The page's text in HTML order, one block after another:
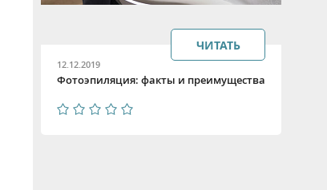
12.12.2019
Фотоэпиляция: факты и преимущества
ЧИТАТЬ